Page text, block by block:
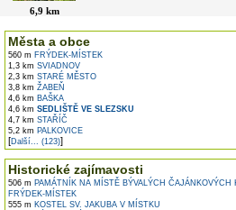
6,9 km
Města a obce
560 m FRÝDEK-MÍSTEK
1,3 km SVIADNOV
2,3 km STARÉ MĚSTO
3,8 km ŽABEŇ
4,6 km BAŠKA
4,6 km SEDLIŠTĚ VE SLEZSKU
4,7 km STAŘÍČ
5,2 km PALKOVICE
[Další... (123)]
Historické zajímavosti
506 m PAMÁTNÍK NA MÍSTĚ BÝVALÝCH ČAJÁNKOVÝCH
FRÝDEK-MÍSTEK
555 m KOSTEL SV. JAKUBA V MÍSTKU